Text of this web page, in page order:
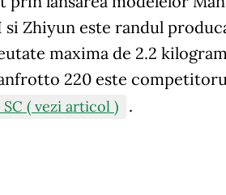
si Zhiyun este randul
maxima de 2.2
220 este
SC ( vezi articol ) .